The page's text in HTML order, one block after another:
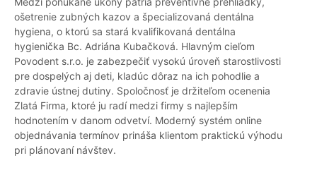
ošetrenie zubných kazov a špecializovaná dentálna
hygiena, o ktorú sa stará kvalifikovaná dentálna
hygienička Bc. Adriána Kubačková. Hlavným cieľom
Povodent s.r.o. je zabezpečiť vysokú úroveň starostlivosti
pre dospelých aj deti, kladúc dôraz na ich pohodlie a
zdravie ústnej dutiny. Spoločnosť je držiteľom ocenenia
Zlatá Firma, ktoré ju radí medzi firmy s najlepším
hodnotením v danom odvetví. Moderný systém online
objednávania termínov prináša klientom praktickú výhodu
pri plánovaní návštev.